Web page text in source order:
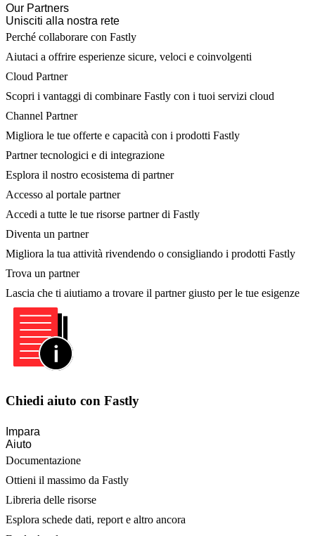
Our Partners
Unisciti alla nostra rete
Perché collaborare con Fastly
Aiutaci a offrire esperienze sicure, veloci e coinvolgenti
Cloud Partner
Scopri i vantaggi di combinare Fastly con i tuoi servizi cloud
Channel Partner
Migliora le tue offerte e capacità con i prodotti Fastly
Partner tecnologici e di integrazione
Esplora il nostro ecosistema di partner
Accesso al portale partner
Accedi a tutte le tue risorse partner di Fastly
Diventa un partner
Migliora la tua attività rivendendo o consigliando i prodotti Fastly
Trova un partner
Lascia che ti aiutiamo a trovare il partner giusto per le tue esigenze
Chiedi aiuto con Fastly
Impara
Aiuto
Documentazione
Ottieni il massimo da Fastly
Libreria delle risorse
Esplora schede dati, report e altro ancora